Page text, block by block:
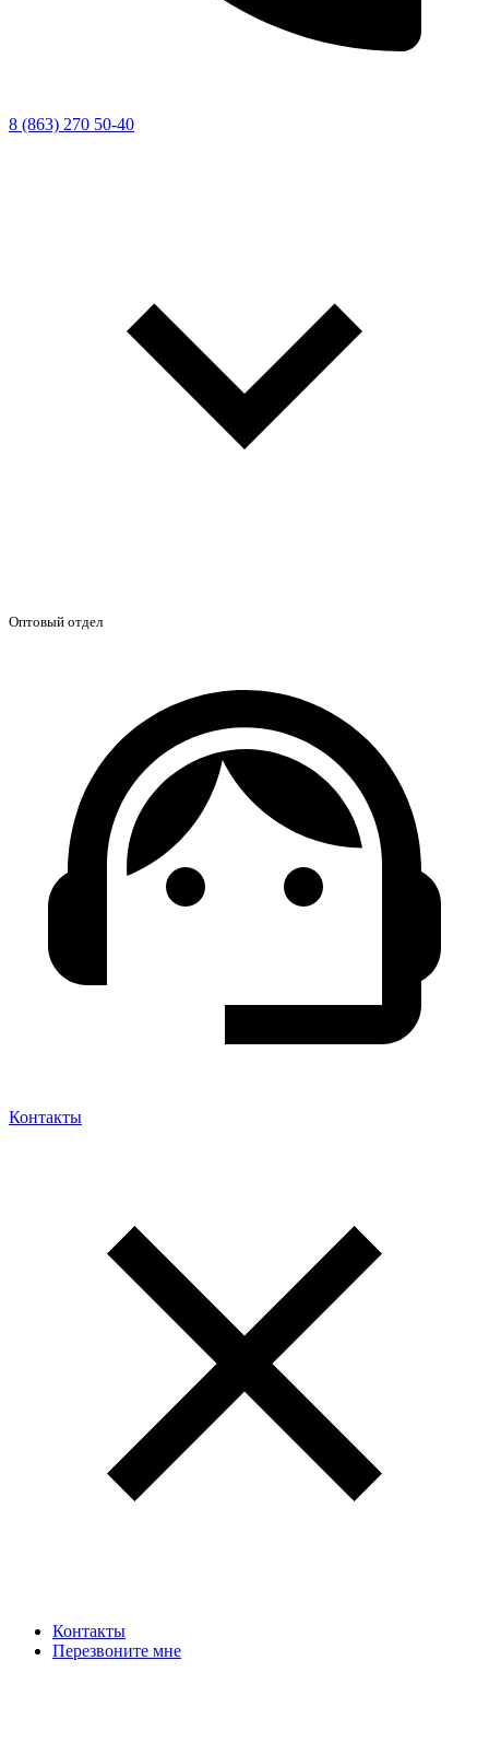
8 (863) 270 50-40
Оптовый отдел
Контакты
Контакты
Перезвоните мне